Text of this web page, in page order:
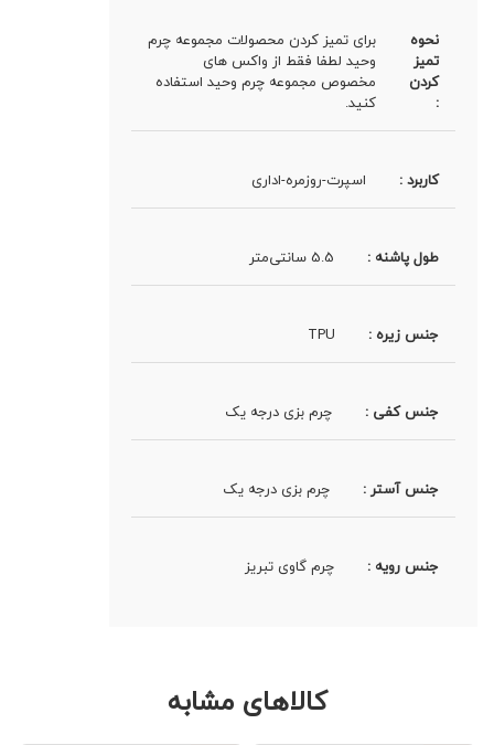
نحوه
تمیز
کردن
:
برای تمیز کردن محصولات مجموعه چرم
وحید لطفا فقط از واکس های
مخصوص مجموعه چرم وحید استفاده
کنید.
کاربرد : اسپرت-روزمره-اداری
طول پاشنه : 5.5 سانتی‌متر
جنس زیره : TPU
جنس کفی : چرم بزی درجه یک
جنس آستر : چرم بزی درجه یک
جنس رویه : چرم گاوی تبریز
کالاهای مشابه